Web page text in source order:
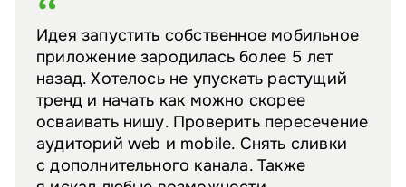
Идея запустить собственное мобильное
приложение зародилась более 5 лет
назад. Хотелось не упускать растущий
тренд и начать как можно скорее
осваивать нишу. Проверить пересечение
аудиторий web и mobile. Снять сливки
с дополнительного канала. Также